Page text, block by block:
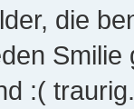
die
:(